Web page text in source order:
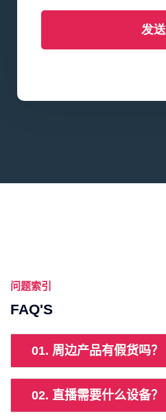
发送
问题索引
FAQ'S
01. 周边产品有假货吗？
02. 直播需要什么设备？